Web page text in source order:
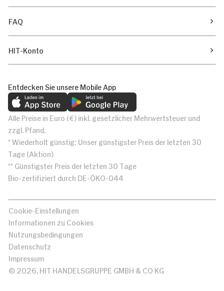
FAQ
HIT-Konto
Entdecken Sie unsere Mobile App
Alle Preise in Euro (€) inkl. gesetzlicher Mehrwertsteuer und
zzgl. Pfand.
* Wiederholt günstig: Unser günstigster Preis der letzten 30
Tage (Aktion)
** Günstigster Preis der letzten 30 Tage
Bio-zertifiziert durch DE-ÖKO-044
Cookie-Einstellungen
Informationen zu Cookies
Nutzungsbedingungen
Datenschutz
Impressum
© 2026, HIT HANDELSGRUPPE GMBH & CO KG